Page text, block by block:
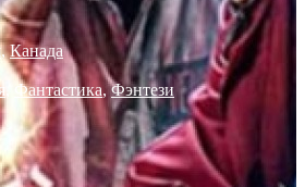
,Канада
Фантастика,Фэнтези